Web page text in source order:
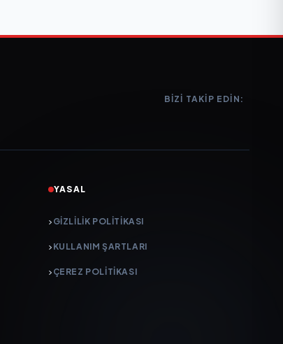
BIZI TAKIP EDIN:
YASAL
GIZLILIK POLITIKASI
KULLANIM ŞARTLARI
ÇEREZ POLITIKASI